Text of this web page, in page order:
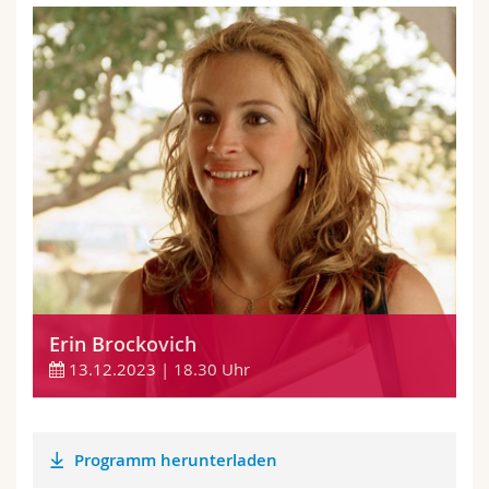
Erin Brockovich
13.12.2023 | 18.30 Uhr
Programm herunterladen